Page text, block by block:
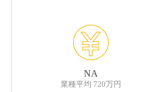
NA
業種平均 720万円